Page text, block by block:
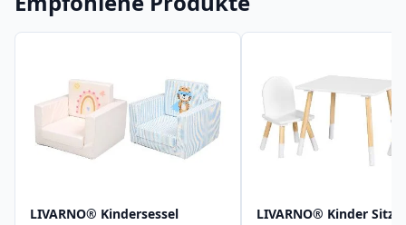
LIVARNO® Kindersessel LIVARNO® Kinder